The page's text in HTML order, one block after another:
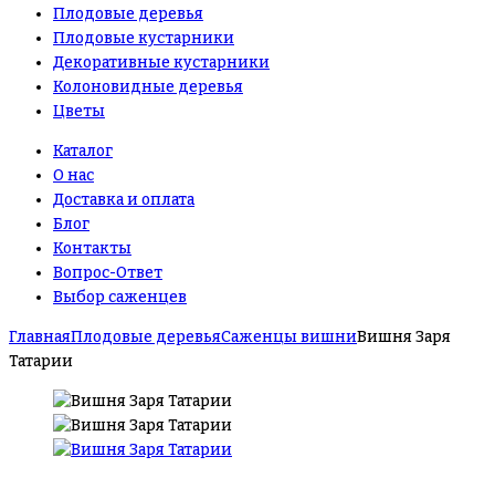
Плодовые деревья
Плодовые кустарники
Декоративные кустарники
Колоновидные деревья
Цветы
Каталог
О нас
Доставка и оплата
Блог
Контакты
Вопрос-Ответ
Выбор саженцев
ГлавнаяПлодовые деревьяСаженцы вишниВишня Заря
Татарии